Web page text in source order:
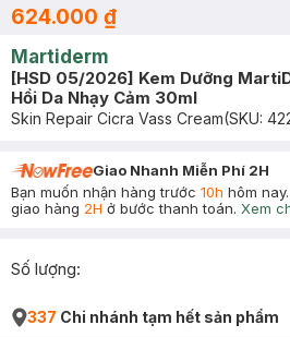
624.000 ₫
Martiderm
[HSD 05/2026] Kem Dưỡng
Hồi Da Nhạy Cảm 30ml
Skin Repair Cicra Vass Cream(SKU:
Giao Nhanh Miễn Phí 2H
Bạn muốn nhận hàng trước 10h hôm
giao hàng 2H ở bước thanh toán. Xem
Số lượng:
337 Chi nhánh tạm hết sản phẩm